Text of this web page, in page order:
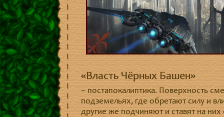
«Власть Чёрных Башен»
– постапокалиптика. Поверхность
подземельях, где обретают силу и
другие же подчиняют и ставят на